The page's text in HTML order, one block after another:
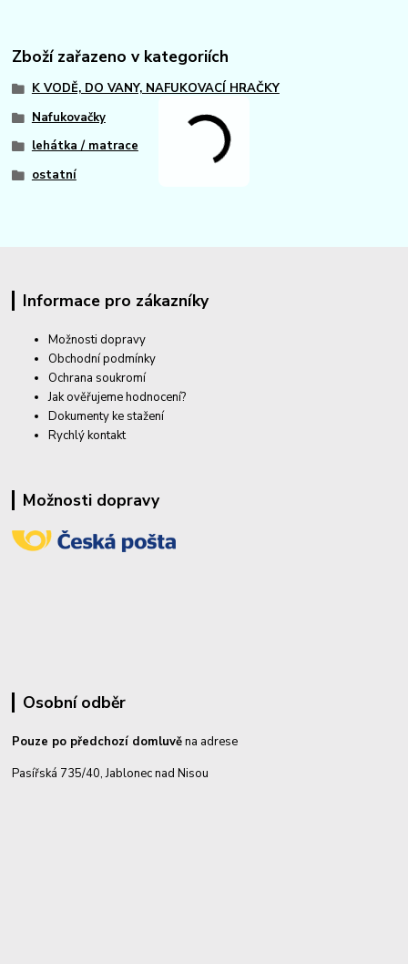
Zboží zařazeno v kategoriích
K VODĚ, DO VANY, NAFUKOVACÍ HRAČKY
Nafukovačky
lehátka / matrace
ostatní
Informace pro zákazníky
Možnosti dopravy
Obchodní podmínky
Ochrana soukromí
Jak ověřujeme hodnocení?
Dokumenty ke stažení
Rychlý kontakt
Možnosti dopravy
Osobní odběr
Pouze po předchozí domluvěna adrese
Pasířská 735/40, Jablonec nad Nisou